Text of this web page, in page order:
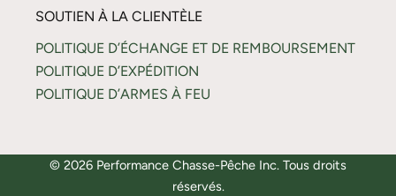
SOUTIEN À LA CLIENTÈLE
POLITIQUE D’ÉCHANGE ET DE REMBOURSEMENT
POLITIQUE D’EXPÉDITION
POLITIQUE D’ARMES À FEU
© 2026 Performance Chasse-Pêche Inc. Tous droits
réservés.